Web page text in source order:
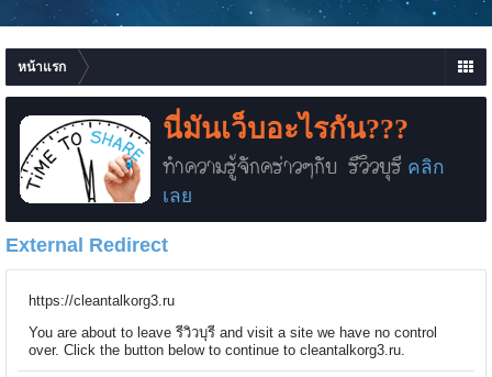
หน้าแรก
นี่มันเว็บอะไรกัน???
ทำความรู้จักคร่าวๆกับ รีวิวบุรี คลิก
เลย
External Redirect
https://cleantalkorg3.ru
You are about to leave รีวิวบุรี and visit a site we have no control
over. Click the button below to continue to cleantalkorg3.ru.